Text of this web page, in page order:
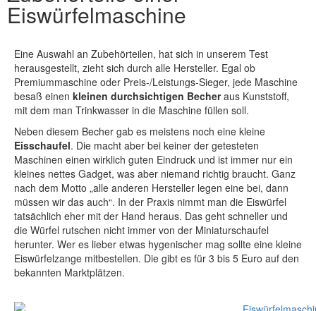
Eiswürfelmaschine
Eine Auswahl an Zubehörteilen, hat sich in unserem Test
herausgestellt, zieht sich durch alle Hersteller. Egal ob
Premiummaschine oder Preis-/Leistungs-Sieger, jede Maschine
besaß einen kleinen durchsichtigen Becheraus Kunststoff,
mit dem man Trinkwasser in die Maschine füllen soll.
Neben diesem Becher gab es meistens noch eine kleine
Eisschaufel. Die macht aber bei keiner der getesteten
Maschinen einen wirklich guten Eindruck und ist immer nur ein
kleines nettes Gadget, was aber niemand richtig braucht. Ganz
nach dem Motto „alle anderen Hersteller legen eine bei, dann
müssen wir das auch“. In der Praxis nimmt man die Eiswürfel
tatsächlich eher mit der Hand heraus. Das geht schneller und
die Würfel rutschen nicht immer von der Miniaturschaufel
herunter. Wer es lieber etwas hygenischer mag sollte eine kleine
Eiswürfelzange mitbestellen. Die gibt es für 3 bis 5 Euro auf den
bekannten Marktplätzen.